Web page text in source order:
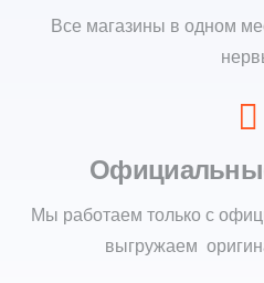
Все магазины в одном
Мы работаем только с
выгружаем